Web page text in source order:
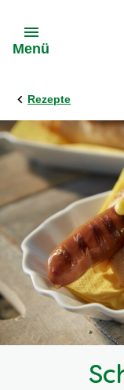
Menü
Rezepte